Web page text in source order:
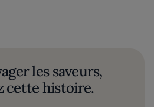
les saveurs,
cette histoire.